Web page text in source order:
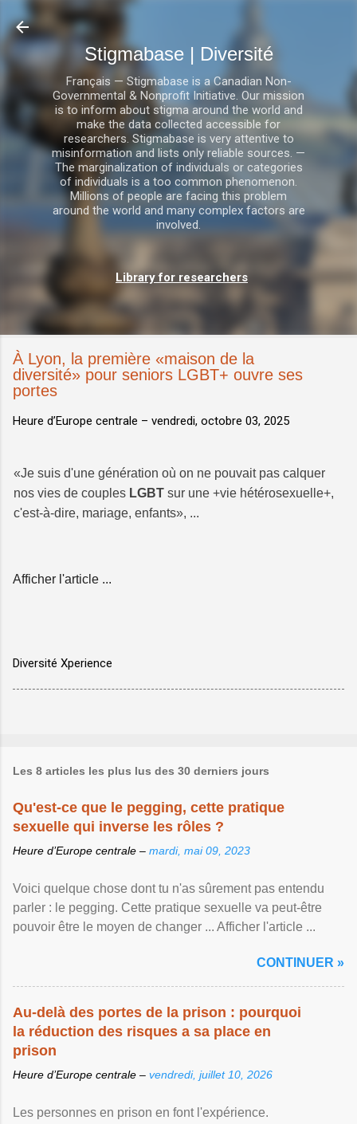
Stigmabase | Diversité
Français — Stigmabase is a Canadian Non-
Governmental & Nonprofit Initiative. Our mission
is to inform about stigma around the world and
make the data collected accessible for
researchers. Stigmabase is very attentive to
misinformation and lists only reliable sources. —
The marginalization of individuals or categories
of individuals is a too common phenomenon.
Millions of people are facing this problem
around the world and many complex factors are
involved.
Library for researchers
À Lyon, la première «maison de la
diversité» pour seniors LGBT+ ouvre ses
portes
Heure d’Europe centrale – vendredi, octobre 03, 2025
«Je suis d'une génération où on ne pouvait pas calquer
nos vies de couples LGBT sur une +vie hétérosexuelle+,
c'est-à-dire, mariage, enfants», ...
Afficher l'article ...
Diversité Xperience
Les 8 articles les plus lus des 30 derniers jours
Qu'est-ce que le pegging, cette pratique
sexuelle qui inverse les rôles ?
Heure d’Europe centrale – mardi, mai 09, 2023
Voici quelque chose dont tu n'as sûrement pas entendu
parler : le pegging. Cette pratique sexuelle va peut-être
pouvoir être le moyen de changer ... Afficher l'article ...
CONTINUER »
Au-delà des portes de la prison : pourquoi
la réduction des risques a sa place en
prison
Heure d’Europe centrale – vendredi, juillet 10, 2026
Les personnes en prison en font l'expérience.